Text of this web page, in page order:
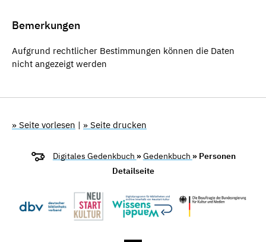
Bemerkungen
Aufgrund rechtlicher Bestimmungen können die Daten
nicht angezeigt werden
» Seite vorlesen | » Seite drucken
Digitales Gedenkbuch »Gedenkbuch » Personen
Detailseite